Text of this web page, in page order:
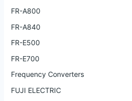
FR-A800
FR-A840
FR-E500
FR-E700
Frequency Converters
FUJI ELECTRIC